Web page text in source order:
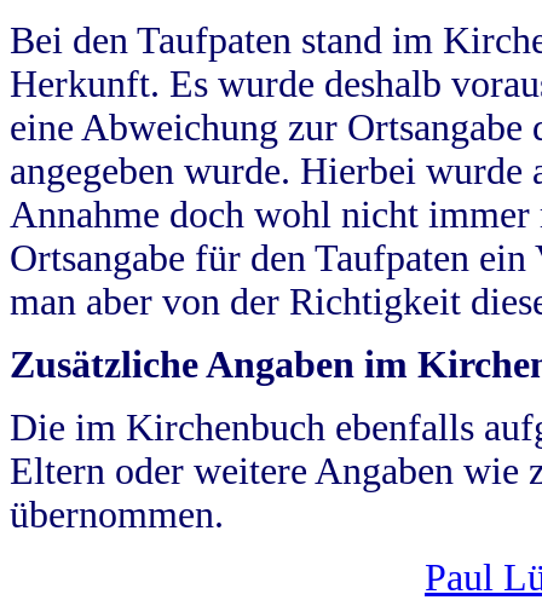
Bei den Taufpaten stand im
Herkunft. Es wurde deshalb
eine Abweichung zur
angegeben wurde. Hierbei wurde
Annahme doch wohl nicht
Ortsangabe für den Taufpaten
man aber von der Richtigkeit
Zusätzliche Angaben im
Die im Kirchenbuch ebenfalls
Eltern oder weitere Angaben wie
übernommen.
Paul